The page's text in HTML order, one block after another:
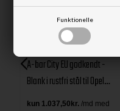
Funktionelle
A-bar City EU godkendt -
Blank i rustfri stål til Opel
Vivaro årg. 19+